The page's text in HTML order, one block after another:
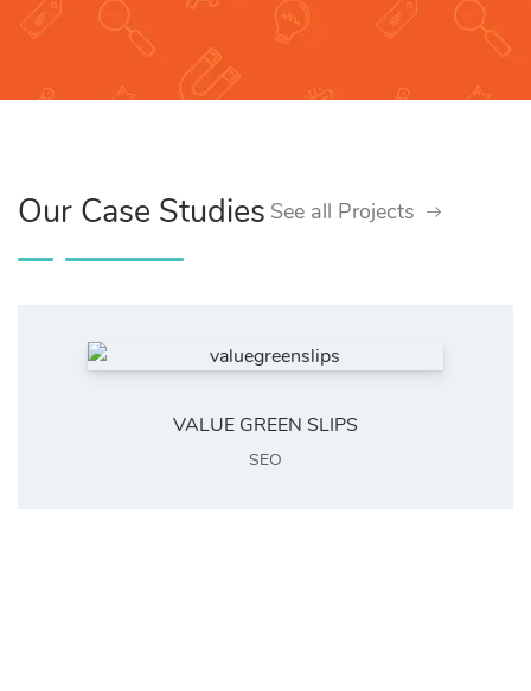
Our Case Studies See all Projects
VALUE GREEN SLIPS
SEO